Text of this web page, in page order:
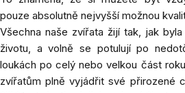
pouze absolutně nejvyšší možnou
Všechna naše zvířata žijí tak, jak
životu, a volně se potulují po
loukách po celý nebo velkou část
zvířatům plně vyjádřit své přirozené